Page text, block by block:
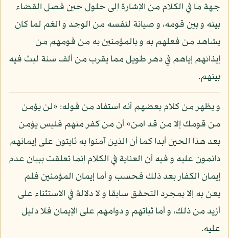
جهة ما في الكلام من الإشارة إلى حلول حين فصل القضاء
بينه و بين قومه، و صيانة لنفسه من الوجد و الغم لما كان
يشاهد من فعلهم به و بالمؤمنين به من قومهم من
إيذائهم إياهم في دهر طويل مما يقرب من ألف سنة لبث فيه
بينهم.
و يظهر من كلام بعضهم أنه استفاد من قوله: «لن يؤمن
من قومك إلا من قد آمن» أن من كفر منهم فليس يؤمن
بعد هذا الحين أبدا كما أن الذين آمنوا به ثابتون على إيمانهم
دائمون عليه و فيه أن العناية في الكلام إنما تعلقت ببيان عدم
إيمان الكفار بعد ذلك فحسب و أما إيمان المؤمنين فلم
يعن به إلا بمجرد التحقق سابقا و لا دلالة في الاستثناء على
أزيد من ذلك، و أما ثباتهم و دوامهم على الإيمان فلا دليل
عليه.